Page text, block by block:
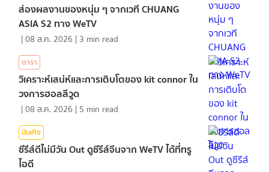
ส่องผลงานของหนุ่ม ๆ จากเวที CHUANG
ASIA S2 ทาง WeTV
|08 ส.ค. 2026 | 3 min read
ดารา
วิเคราะห์เสน่ห์และการเติบโตของ kit connor ใน
วงการฮอลลีวูด
|08 ส.ค. 2026 | 5 min read
บันเทิง
ซีรีส์ดีไม่มีวัน Out ดูซีรีส์จีนจาก WeTV ได้ที่ทรู
ไอดี